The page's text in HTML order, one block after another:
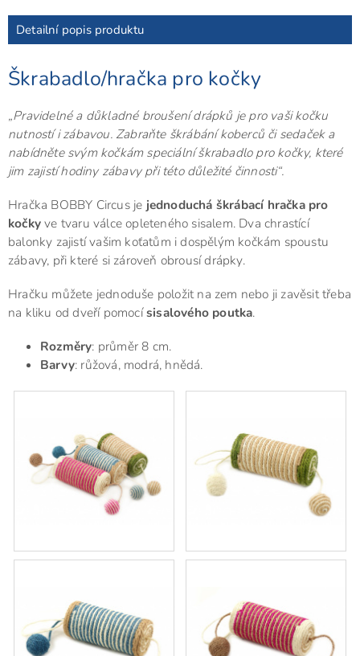
Detailní popis produktu
Škrabadlo/hračka pro kočky
„Pravidelné a důkladné broušení drápků je pro vaši kočku
nutností i zábavou. Zabraňte škrábání koberců či sedaček a
nabídněte svým kočkám speciální škrabadlo pro kočky, které
jim zajistí hodiny zábavy při této důležité činnosti“.
Hračka BOBBY Circus je jednoduchá škrábací hračka pro
kočkyve tvaru válce opleteného sisalem. Dva chrastící
balonky zajistí vašim koťatům i dospělým kočkám spoustu
zábavy, při které si zároveň obrousí drápky.
Hračku můžete jednoduše položit na zem nebo ji zavěsit třeba
na kliku od dveří pomocísisalového poutka.
Rozměry: průměr 8 cm.
Barvy: růžová, modrá, hnědá.